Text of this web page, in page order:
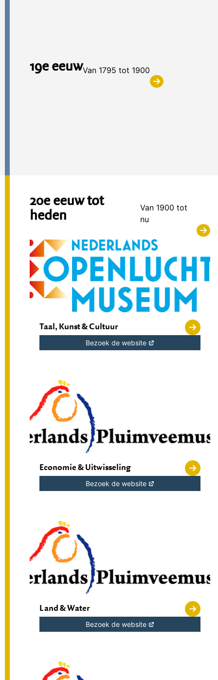
19e eeuwVan 1795 tot 1900
20e eeuw tot
heden
Van 1900 tot
nu
Taal, Kunst & Cultuur
Bezoek de website
Economie & Uitwisseling
Bezoek de website
Land & Water
Bezoek de website